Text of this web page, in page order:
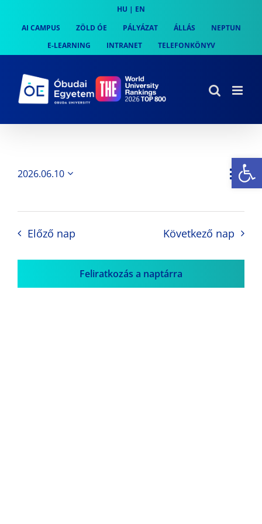
content
HU | EN
AI CAMPUS
ZÖLD ÓE PÁLYÁZAT ÁLLÁS
NEPTUN
E-LEARNING
INTRANET TELEFONKÖNYV
Nap
2026.06.10
Előző nap Következő nap
Feliratkozás a naptárra